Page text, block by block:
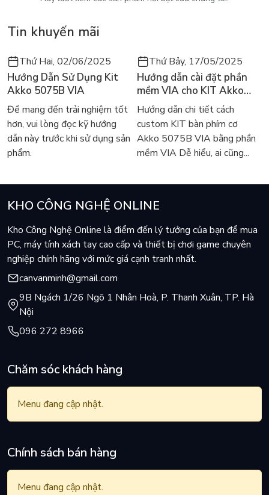
Tin khuyến mãi
Thứ Hai, 02/06/2025
Hướng Dẫn Sử Dụng Kit
Akko 5075B VIA
Để mang đến trải nghiệm tốt
hơn, vui lòng đọc kỹ hướng
dẫn này trước khi sử dụng sản
phẩm.
Thứ Bảy, 17/05/2025
Hướng dẫn cài đặt phần
mềm VIA cho KIT Akko
5075B VIA
Hướng dẫn chi tiết cách
custom KIT bàn phím cơ
Akko 5075B VIA bằng phần
mềm VIA Dễ hiểu, ai cũng...
KHO CÔNG NGHỆ ONLINE
Kho Công Nghệ Online là điểm đến lý tưởng của bạn để mua
PC, máy tính xách tay cao cấp và thiết bị chơi game chuyên
nghiệp chính hãng với mức giá cạnh tranh nhất.
canvanminh@gmail.com
9B Ngách 1/26 Ngõ 1 Nhân Hoà, P. Thanh Xuân, TP. Hà
Nội
096 272 8966
Chăm sóc khách hàng
Menu đang cập nhật.
Chính sách bán hàng
Menu đang cập nhật.